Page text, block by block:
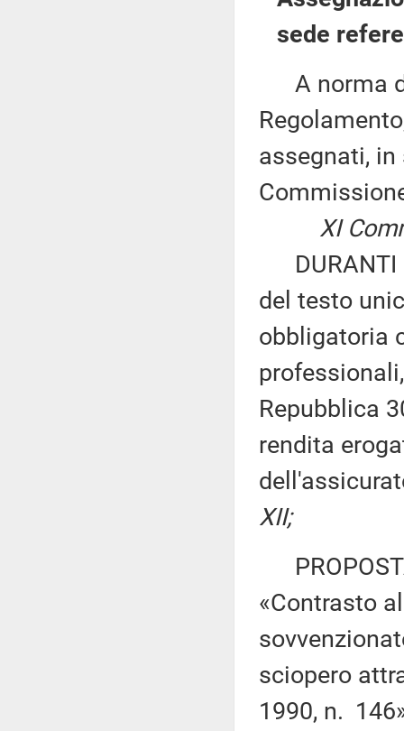
sede
A norma
assegnati,
XI
DURANTI
del testo
obbligatoria
Repubblica
rendita
XII;
«Contrasto
sciopero
1990, n.